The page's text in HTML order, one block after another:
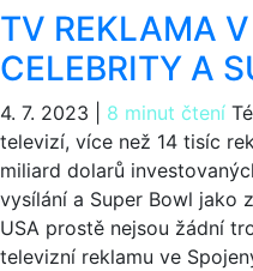
TV REKLAMA
CELEBRITY A
4. 7. 2023 8 minut čtení
televizí, více než 14 tisíc
miliard dolarů
vysílání a Super Bowl jako
USA prostě nejsou žádní
televizní reklamu ve